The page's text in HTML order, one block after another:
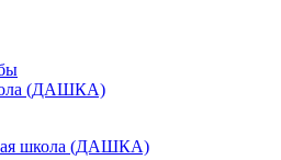
(ДАШКА)
школа (ДАШКА)